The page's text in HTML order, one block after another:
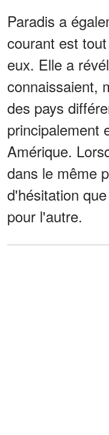
Paradis a
courant est
eux. Elle a
connaissaient,
des pays
principalement
Amérique.
dans le même
d'hésitation
pour l'autre.